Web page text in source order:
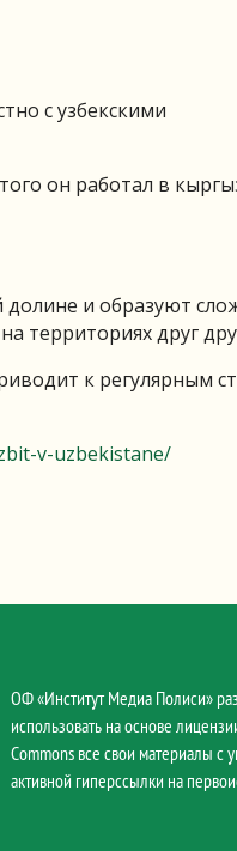
с узбекскими
он работал в
долине и образуют
территориях друг
к регулярным
v-uzbekistane/
ОФ «Институт Медиа Полиси»
использовать на основе
Commons все свои материалы с
активной гиперссылки на